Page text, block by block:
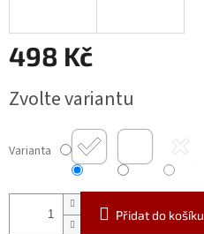
498 Kč
cena:
Zvolte variantu
Varianta
Přidat do košíku